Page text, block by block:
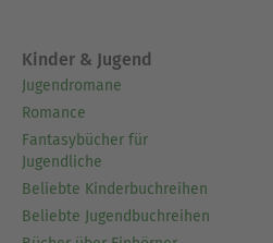
Kinder & Jugend
Jugendromane
Romance
Fantasybücher für
Jugendliche
Beliebte Kinderbuchreihen
Beliebte Jugendbuchreihen